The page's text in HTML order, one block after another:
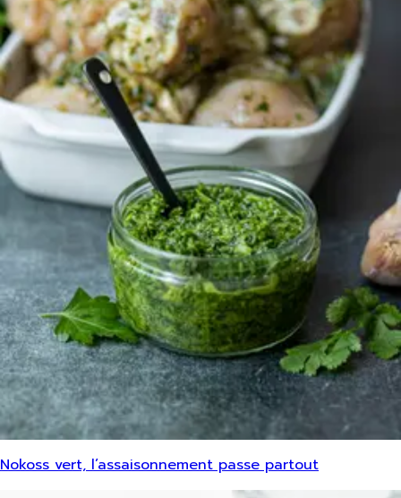
Nokoss vert, l’assaisonnement passe partout